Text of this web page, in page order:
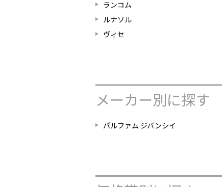
ランコム
ルナソル
ヴィセ
メーカー別に探す
パルファム ジバンシイ